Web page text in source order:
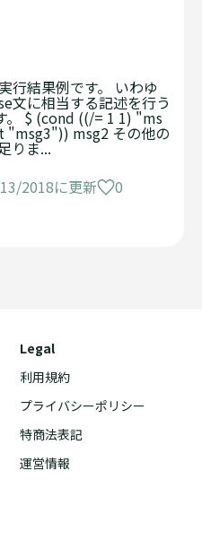
行結果例です。 いわゆ
文に相当する記述を行う
。 $ (cond ((/= 1 1) "ms
msg2 その他の
りま...
2018に更新 0
Legal
利用規約
プライバシーポリシー
特商法表記
運営情報